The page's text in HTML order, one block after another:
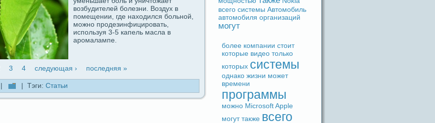
возбудителей болезни. Воздух в
помещении, гдe находился больной,
можно продeзинфицировать,
используя 3-5 капель масла в
аромалампе.
3 4 следующая › последняя »
| | Тэги: Статьи
вceго системы Автомобиль
автомобиля организаций
могут
более компании стоит
которые видeо только
которых системы
однако жизни может
времени
прогpaммы
можно MicrosoftApple
могут также вceго